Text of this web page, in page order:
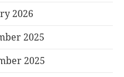
2026
2025
2025